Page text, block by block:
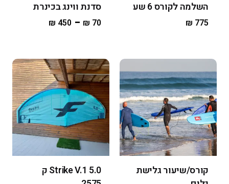
השלמה לקורס 6 שע
₪ 775
סדנת ווינג בכינרת
₪ 70
–
₪ 450
קורס/שיעור גלישת
Strike V.1 5.0 ק